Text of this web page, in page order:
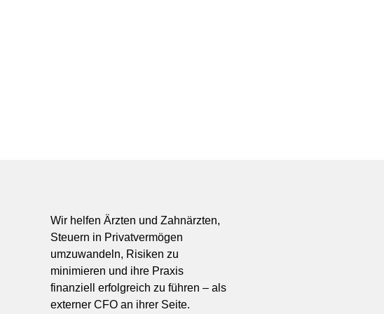
Wir helfen Ärzten und Zahnärzten,
Steuern in Privatvermögen
umzuwandeln, Risiken zu
minimieren und ihre Praxis
finanziell erfolgreich zu führen – als
externer CFO an ihrer Seite.